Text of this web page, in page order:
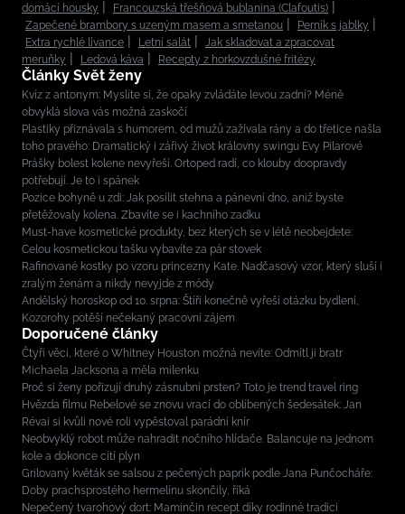
domácí housky
Francouzská třešňová bublanina (Clafoutis)
Zapečené brambory s uzeným masem a smetanou
Perník s jablky
Extra rychlé lívance
Letní salát
Jak skladovat a zpracovat
meruňky
Ledová káva Recepty z horkovzdušné fritézy
Články Svět ženy
Kvíz z antonym: Myslíte si, že opaky zvládáte levou zadní? Méně
obvyklá slova vás možná zaskočí
Plastiky přiznávala s humorem, od mužů zažívala rány a do třetice našla
toho pravého: Dramatický i zářivý život královny swingu Evy Pilarové
Prášky bolest kolene nevyřeší. Ortoped radí, co klouby doopravdy
potřebují. Je to i spánek
Pozice bohyně u zdi: Jak posílit stehna a pánevní dno, aniž byste
přetěžovaly kolena. Zbavíte se i kachního zadku
Must-have kosmetické produkty, bez kterých se v létě neobejdete:
Celou kosmetickou tašku vybavíte za pár stovek
Rafinované kostky po vzoru princezny Kate. Nadčasový vzor, který sluší i
zralým ženám a nikdy nevyjde z módy
Andělský horoskop od 10. srpna: Štíři konečně vyřeší otázku bydlení,
Kozorohy potěší nečekaný pracovní zájem
Doporučené články
Čtyři věci, které o Whitney Houston možná nevíte: Odmítl ji bratr
Michaela Jacksona a měla milenku
Proč si ženy pořizují druhý zásnubní prsten? Toto je trend travel ring
Hvězda filmu Rebelové se znovu vrací do oblíbených šedesátek: Jan
Révai si kvůli nové roli vypěstoval parádní knír
Neobvyklý robot může nahradit nočního hlídače. Balancuje na jednom
kole a dokonce cítí plyn
Grilovaný květák se salsou z pečených paprik podle Jana Punčocháře:
Doby prachsprostého hermelínu skončily, říká
Nepečený tvarohový dort: Maminčin recept díky rodinné tradici